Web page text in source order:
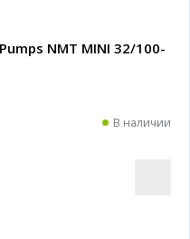
NMT MINI 32/100-
В наличии